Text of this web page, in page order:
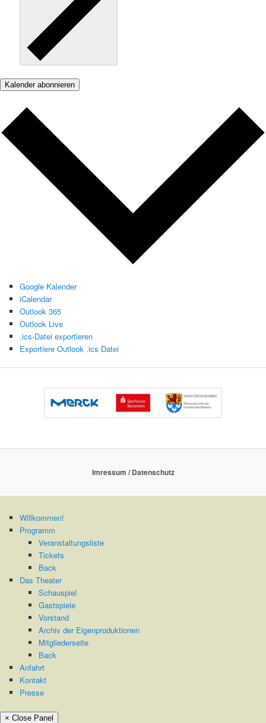
Kalender abonnieren
Google Kalender
iCalendar
Outlook 365
Outlook Live
.ics-Datei exportieren
Exportiere Outlook .ics Datei
Imressum / Datenschutz
Willkommen!
Programm
Veranstaltungsliste
Tickets
Back
Das Theater
Schauspiel
Gastspiele
Vorstand
Archiv der Eigenproduktionen
Mitgliederseite
Back
Anfahrt
Kontakt
Presse
× Close Panel